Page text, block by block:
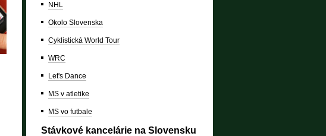
NHL
Okolo Slovenska
Cyklistická World Tour
WRC
Let's Dance
MS v atletike
MS vo futbale
Stávkové kancelárie na Slovensku